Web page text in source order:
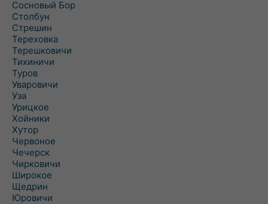
Сосновый Бор
Столбун
Стрешин
Тереховка
Терешковичи
Тихиничи
Туров
Уваровичи
Уза
Урицкое
Хойники
Хутор
Червоное
Чечерск
Чирковичи
Широкое
Щедрин
Юровичи